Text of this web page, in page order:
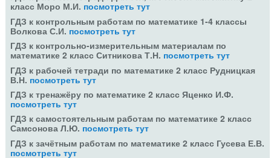
класс Моро М.И. посмотреть тут
ГДЗ к контрольным работам по математике 1-4 классы
Волкова С.И. посмотреть тут
ГДЗ к контрольно-измерительным материалам по
математике 2 класс Ситникова Т.Н. посмотреть тут
ГДЗ к рабочей тетради по математике 2 класс Рудницкая
В.Н. посмотреть тут
ГДЗ к тренажёру по математике 2 класс Яценко И.Ф.
посмотреть тут
ГДЗ к самостоятельным работам по математике 2 класс
Самсонова Л.Ю. посмотреть тут
ГДЗ к зачётным работам по математике 2 класс Гусева Е.В.
посмотреть тут